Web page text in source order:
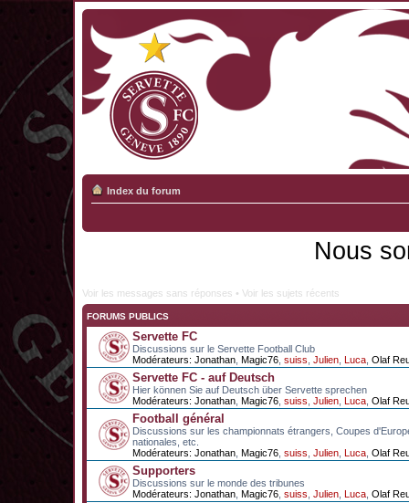
Index du forum
Nous
Voir les messages sans réponses • Voir les sujets récents
FORUMS PUBLICS
Servette FC
Discussions sur le Servette Football Club
Modérateurs: Jonathan Magic76 suiss Julien Luca Olaf
Servette FC - auf Deutsch
Hier können Sie auf Deutsch über Servette sprechen
Modérateurs: Jonathan Magic76 suiss Julien Luca Olaf
Football général
Discussions sur les championnats étrangers, Coupes
nationales, etc.
Modérateurs: Jonathan Magic76 suiss Julien Luca Olaf
Supporters
Discussions sur le monde des tribunes
Modérateurs: Jonathan Magic76 suiss Julien Luca Olaf